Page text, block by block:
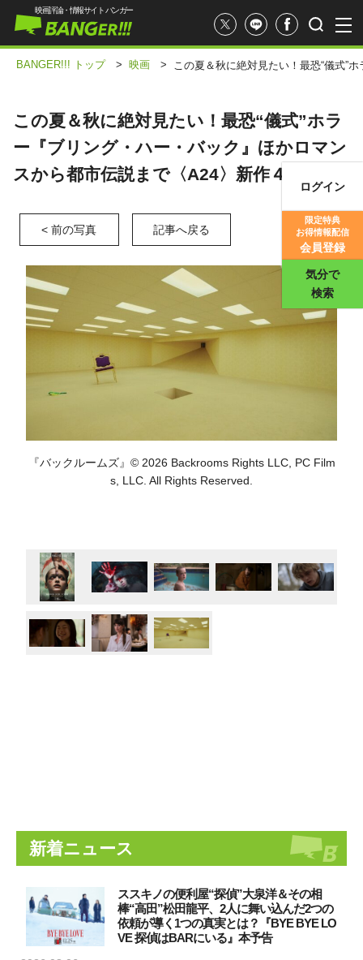
映画評価
映画評論・情報サイト バンガー
ログイン
限定特典
お得情報配信
会員登録
気分で
検索
BANGER!!! トップ > 映画 > この夏＆秋に絶対見たい！最恐“儀式”
この夏＆秋に絶対見たい！最恐“儀式”ホラ
ー『ブリング・ハー・バック』ほかロマン
スから都市伝説まで〈A24〉新作４選
< 前の写真 記事へ戻る
『バックルームズ』© 2026 Backrooms Rights LLC, PC Film
s, LLC. All Rights Reserved.
新着ニュース
ススキノの便利屋“探偵”大泉洋＆その相
棒“高田”松田龍平、2人に舞い込んだ2つの
依頼が導く1つの真実とは？『BYE BYE LO
VE 探偵はBARにいる』本予告